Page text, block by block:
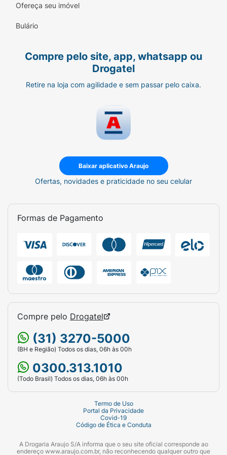
transportar.
Modo de Usar:
sempre que desejar um hálito
refrescante ou um sabor doce
diferenciado.
Mantenha a lata fechada após o uso
para conservar o aroma e a textura das
Valda.
Linha: Edição Limitada Colecionável.
Peso Líquido:50g.
Destaque:Sem açúcar / Lata temática
colecionável.
Ofereça seu imóvel
Bulário
Compre pelo site, app, whatsapp ou
Drogatel
Retire na loja com agilidade e sem passar pelo caixa.
Baixar aplicativo Araujo
Ofertas, novidades e praticidade no seu celular
Formas de Pagamento
Compre pelo Drogatel
(31) 3270-5000
(BH e Região) Todos os dias, 06h às 00h
0300.313.1010
(Todo Brasil) Todos os dias, 06h às 00h
Termo de Uso
Portal da Privacidade
Covid-19
Código de Ética e Conduta
A Drogaria Araujo S/A informa que o seu site oficial corresponde ao
endereço www.araujo.com.br, não reconhecendo qualquer outro que